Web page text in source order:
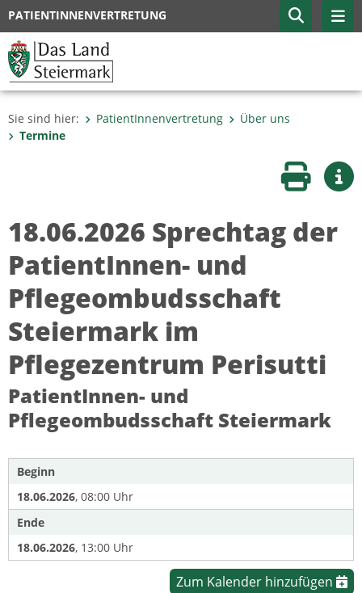
PATIENTINNENVERTRETUNG
Sie sind hier: PatientInnenvertretung
Über uns
Termine
Seite
18.06.2026 Sprechtag der
PatientInnen- und
Pflegeombudsschaft
Steiermark im
Pflegezentrum Perisutti
PatientInnen- und
Pflegeombudsschaft Steiermark
Beginn
18.06.2026, 08:00 Uhr
Ende
18.06.2026, 13:00 Uhr
Zum Kalender hinzufügen